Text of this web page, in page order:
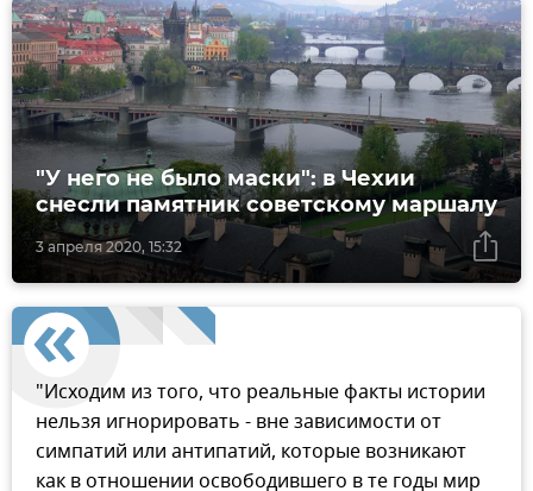
3 апреля 2020, 15:32
"У него не было маски": в Чехии
снесли памятник советскому маршалу
"Исходим из того, что реальные факты истории
нельзя игнорировать - вне зависимости от
симпатий или антипатий, которые возникают
как в отношении освободившего в те годы мир